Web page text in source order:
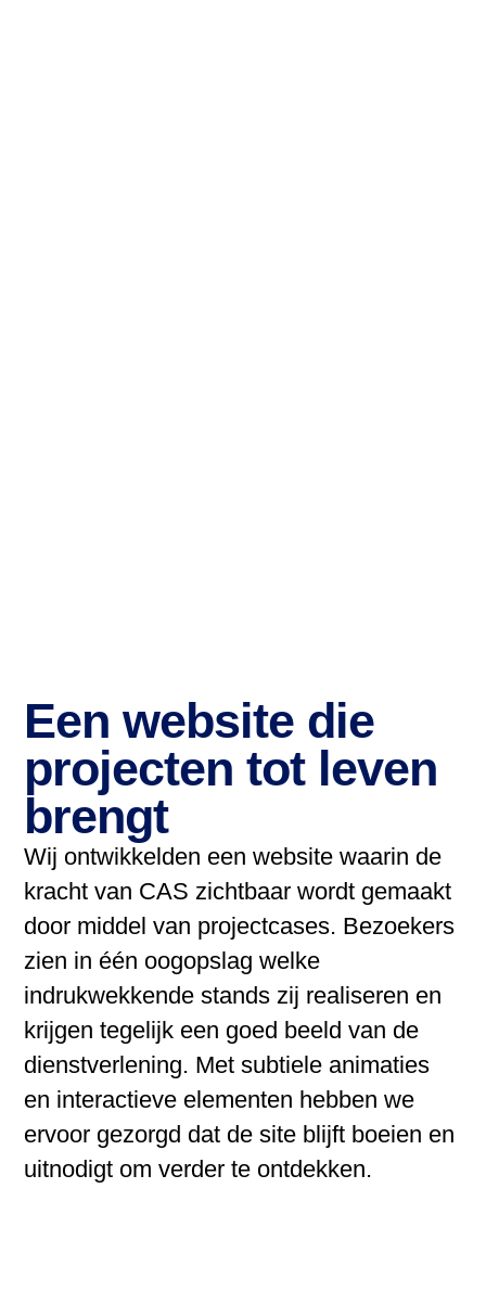
Een website die
projecten tot leven
brengt
Wij ontwikkelden een website waarin de
kracht van CAS zichtbaar wordt gemaakt
door middel van projectcases. Bezoekers
zien in één oogopslag welke
indrukwekkende stands zij realiseren en
krijgen tegelijk een goed beeld van de
dienstverlening. Met subtiele animaties
en interactieve elementen hebben we
ervoor gezorgd dat de site blijft boeien en
uitnodigt om verder te ontdekken.